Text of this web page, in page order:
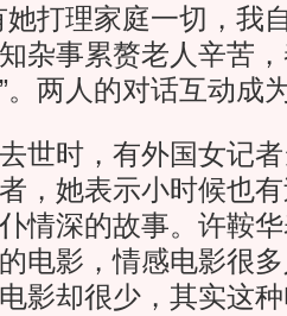
她打理家庭一切，我
杂事累赘老人辛苦
。两人的对话互动成
时，有外国女记者
，她表示小时候也
情深的故事。许鞍
电影，情感电影很
影却很少，其实这